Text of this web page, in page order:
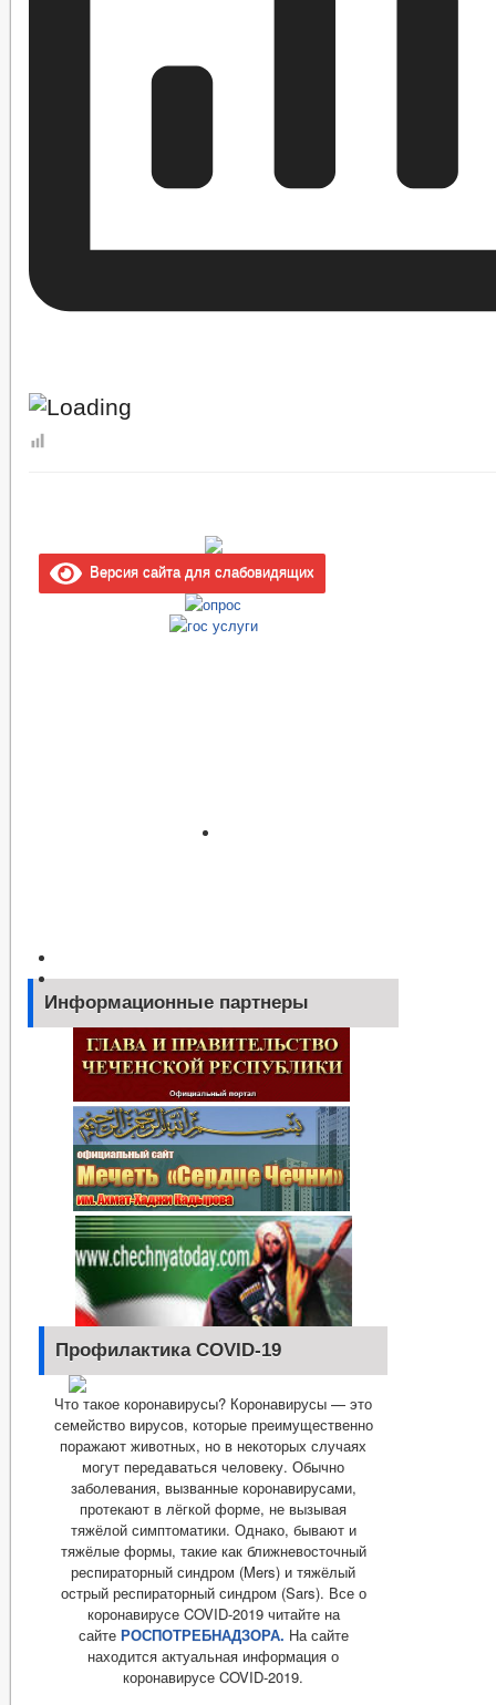
Версия сайта для слабовидящих
Информационные партнеры
Профилактика COVID-19
Что такое коронавирусы? Коронавирусы — это
семейство вирусов, которые преимущественно
поражают животных, но в некоторых случаях
могут передаваться человеку. Обычно
заболевания, вызванные коронавирусами,
протекают в лёгкой форме, не вызывая
тяжёлой симптоматики. Однако, бывают и
тяжёлые формы, такие как ближневосточный
респираторный синдром (Mers) и тяжёлый
острый респираторный синдром (Sars). Все о
коронавирусе COVID-2019 читайте на
сайте РОСПОТРЕБНАДЗОРА. На сайте
находится актуальная информация о
коронавирусе COVID-2019.